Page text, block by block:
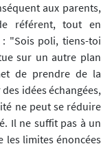
aux parents,
référent, tout en
: "Sois poli, tiens-toi
sur un autre plan
de prendre de la
idées échangées,
ne peut se réduire
Il ne suffit pas à un
les limites énoncées